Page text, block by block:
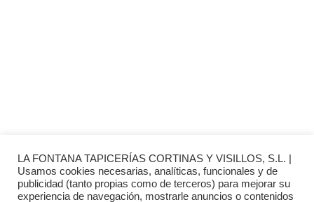
LA FONTANA TAPICERÍAS CORTINAS Y VISILLOS, S.L. |
Usamos cookies necesarias, analíticas, funcionales y de
publicidad (tanto propias como de terceros) para mejorar su
experiencia de navegación, mostrarle anuncios o contenidos